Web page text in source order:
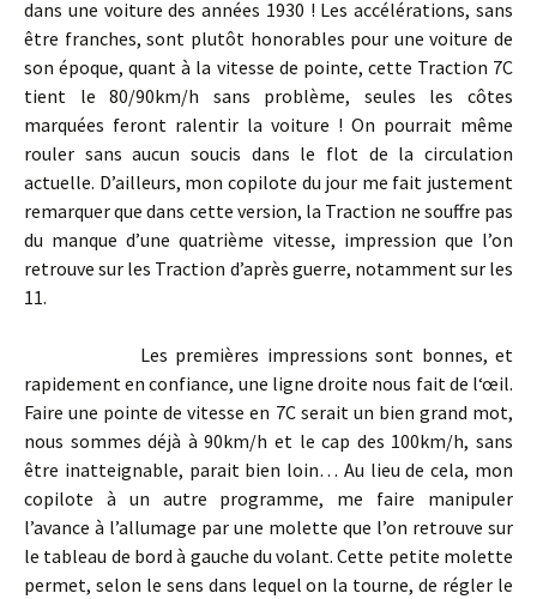
dans une voiture des années 1930 ! Les accélérations, sans
être franches, sont plutôt honorables pour une voiture de
son époque, quant à la vitesse de pointe, cette Traction 7C
tient le 80/90km/h sans problème, seules les côtes
marquées feront ralentir la voiture ! On pourrait même
rouler sans aucun soucis dans le flot de la circulation
actuelle. D’ailleurs, mon copilote du jour me fait justement
remarquer que dans cette version, la Traction ne souffre pas
du manque d’une quatrième vitesse, impression que l’on
retrouve sur les Traction d’après guerre, notamment sur les
11.
Les premières impressions sont bonnes, et
rapidement en confiance, une ligne droite nous fait de l‘œil.
Faire une pointe de vitesse en 7C serait un bien grand mot,
nous sommes déjà à 90km/h et le cap des 100km/h, sans
être inatteignable, parait bien loin… Au lieu de cela, mon
copilote à un autre programme, me faire manipuler
l’avance à l’allumage par une molette que l’on retrouve sur
le tableau de bord à gauche du volant. Cette petite molette
permet, selon le sens dans lequel on la tourne, de régler le